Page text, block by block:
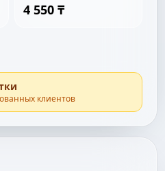
4 550 ₸
клиентов